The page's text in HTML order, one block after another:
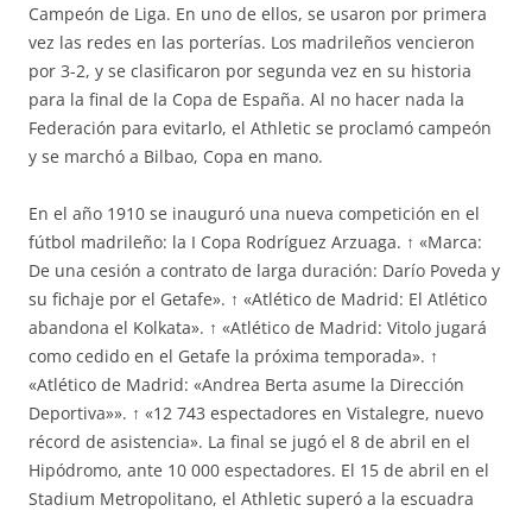
Campeón de Liga. En uno de ellos, se usaron por primera
vez las redes en las porterías. Los madrileños vencieron
por 3-2, y se clasificaron por segunda vez en su historia
para la final de la Copa de España. Al no hacer nada la
Federación para evitarlo, el Athletic se proclamó campeón
y se marchó a Bilbao, Copa en mano.
En el año 1910 se inauguró una nueva competición en el
fútbol madrileño: la I Copa Rodríguez Arzuaga. ↑ «Marca:
De una cesión a contrato de larga duración: Darío Poveda y
su fichaje por el Getafe». ↑ «Atlético de Madrid: El Atlético
abandona el Kolkata». ↑ «Atlético de Madrid: Vitolo jugará
como cedido en el Getafe la próxima temporada». ↑
«Atlético de Madrid: «Andrea Berta asume la Dirección
Deportiva»». ↑ «12 743 espectadores en Vistalegre, nuevo
récord de asistencia». La final se jugó el 8 de abril en el
Hipódromo, ante 10 000 espectadores. El 15 de abril en el
Stadium Metropolitano, el Athletic superó a la escuadra